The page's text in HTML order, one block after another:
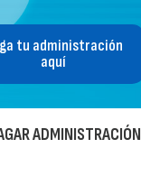
tu administración
aquí
ADMINISTRACIÓN